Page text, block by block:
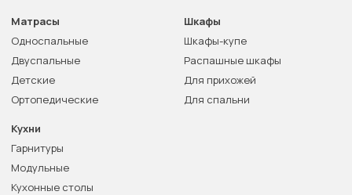
Матрасы
Односпальные
Двуспальные
Детские
Ортопедические
Шкафы
Шкафы-купе
Распашные шкафы
Для прихожей
Для спальни
Кухни
Гарнитуры
Модульные
Кухонные столы